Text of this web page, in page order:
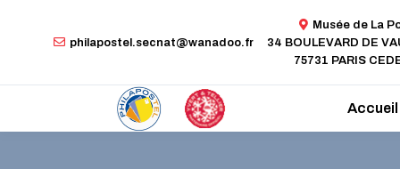
philapostel.secnat@wanadoo.fr
Musée de La
34 BOULEVARD DE
75731 PARIS
Accueil